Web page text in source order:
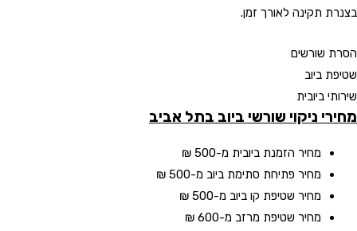
בצנרת תקינה לאורך זמן.
הסרת שורשים
שטיפת ביוב
שירותי ביובית
מחירי ניקוי שורשי ביוב בתל אביב
מחיר הזמנת ביובית מ-500 ₪
מחיר פתיחת סתימת ביוב מ-500 ₪
מחיר שטיפת קו ביוב מ-500 ₪
מחיר שטיפת מרזב מ-600 ₪